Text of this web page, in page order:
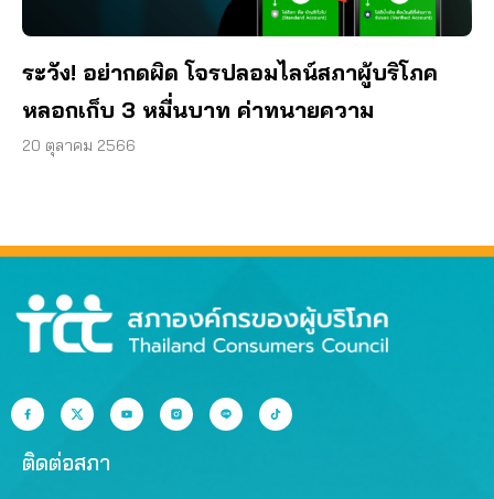
ระวัง! อย่ากดผิด โจรปลอมไลน์สภาผู้บริโภค
หลอกเก็บ 3 หมื่นบาท ค่าทนายความ
20 ตุลาคม 2566
ติดต่อสภา